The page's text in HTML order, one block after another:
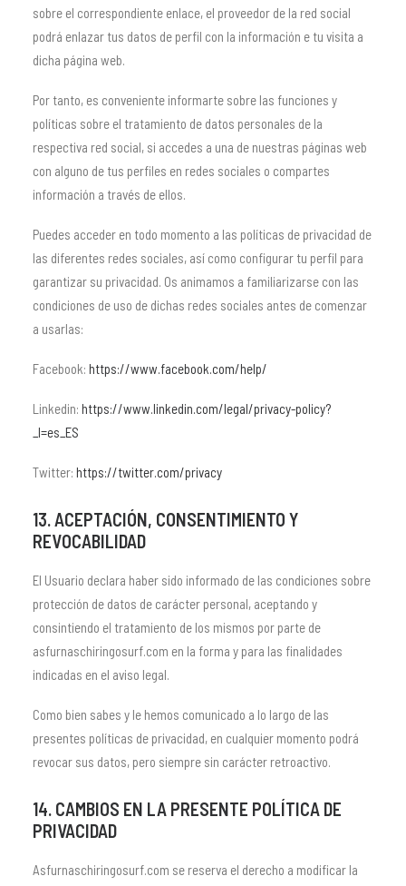
sobre el correspondiente enlace, el proveedor de la red social
podrá enlazar tus datos de perfil con la información e tu visita a
dicha página web.
Por tanto, es conveniente informarte sobre las funciones y
políticas sobre el tratamiento de datos personales de la
respectiva red social, si accedes a una de nuestras páginas web
con alguno de tus perfiles en redes sociales o compartes
información a través de ellos.
Puedes acceder en todo momento a las políticas de privacidad de
las diferentes redes sociales, así como configurar tu perfil para
garantizar su privacidad. Os animamos a familiarizarse con las
condiciones de uso de dichas redes sociales antes de comenzar
a usarlas:
Facebook: https://www.facebook.com/help/
Linkedin: https://www.linkedin.com/legal/privacy-policy?
_l=es_ES
Twitter: https://twitter.com/privacy
13. ACEPTACIÓN, CONSENTIMIENTO Y
REVOCABILIDAD
El Usuario declara haber sido informado de las condiciones sobre
protección de datos de carácter personal, aceptando y
consintiendo el tratamiento de los mismos por parte de
asfurnaschiringosurf.com en la forma y para las finalidades
indicadas en el aviso legal.
Como bien sabes y le hemos comunicado a lo largo de las
presentes políticas de privacidad, en cualquier momento podrá
revocar sus datos, pero siempre sin carácter retroactivo.
14. CAMBIOS EN LA PRESENTE POLÍTICA DE
PRIVACIDAD
Asfurnaschiringosurf.com se reserva el derecho a modificar la